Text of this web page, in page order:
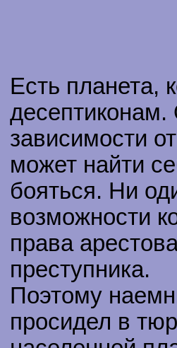
Есть планета,
зависимости
может найти
бояться. Ни
возможности
права
преступника.
Поэтому
просидел в